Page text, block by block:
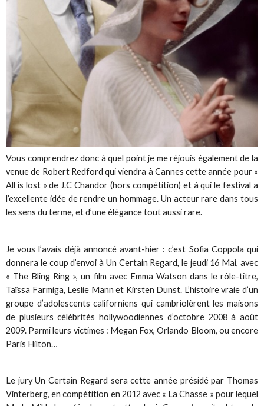
Vous comprendrez donc à quel point je me réjouis également de la
venue de Robert Redford qui viendra à Cannes cette année pour «
All is lost » de J.C Chandor (hors compétition) et à qui le festival a
l’excellente idée de rendre un hommage. Un acteur rare dans tous
les sens du terme, et d’une élégance tout aussi rare.
Je vous l’avais déjà annoncé avant-hier : c’est Sofia Coppola qui
donnera le coup d’envoi à Un Certain Regard, le jeudi 16 Mai, avec
« The Bling Ring », un film avec Emma Watson dans le rôle-titre,
Taïssa Farmiga, Leslie Mann et Kirsten Dunst. L’histoire vraie d’un
groupe d’adolescents californiens qui cambriolèrent les maisons
de plusieurs célébrités hollywoodiennes d’octobre 2008 à août
2009. Parmi leurs victimes : Megan Fox, Orlando Bloom, ou encore
Paris Hilton…
Le jury Un Certain Regard sera cette année présidé par Thomas
Vinterberg, en compétition en 2012 avec « La Chasse » pour lequel